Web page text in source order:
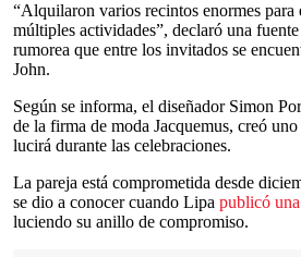
“Alquilaron varios recintos enormes para
múltiples actividades”, declaró una
rumorea que entre los invitados se
John.
Según se informa, el diseñador Simon
de la firma de moda Jacquemus, creó
lucirá durante las celebraciones.
La pareja está comprometida desde
se dio a conocer cuando Lipa publicó
luciendo su anillo de compromiso.